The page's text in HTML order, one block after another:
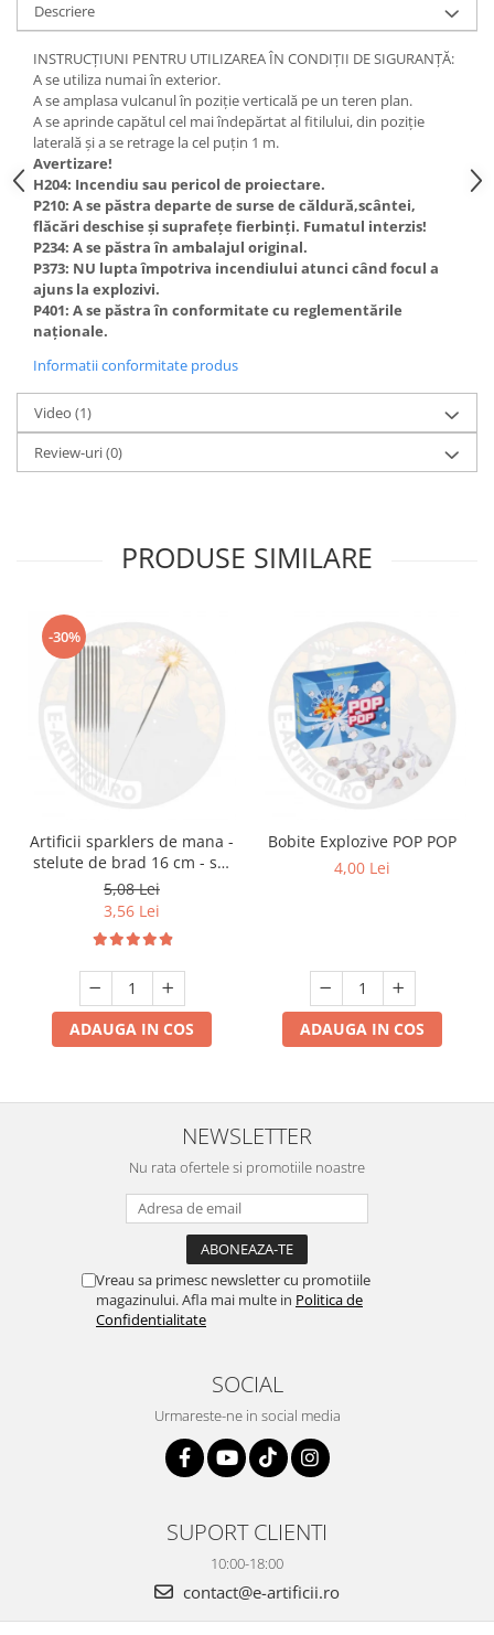
Descriere
INSTRUCȚIUNI PENTRU UTILIZAREA ÎN CONDIȚII DE SIGURANȚĂ:
A se utiliza numai în exterior.
A se amplasa vulcanul în poziție verticală pe un teren plan.
A se aprinde capătul cel mai îndepărtat al fitilului, din poziție
laterală și a se retrage la cel puțin 1 m.
Avertizare!
H204: Incendiu sau pericol de proiectare.
P210: A se păstra departe de surse de căldură,scântei,
flăcări deschise și suprafețe fierbinți. Fumatul interzis!
P234: A se păstra în ambalajul original.
P373: NU lupta împotriva incendiului atunci când focul a
ajuns la explozivi.
P401: A se păstra în conformitate cu reglementările
naționale.
Informatii conformitate produs
Video (1)
Review-uri(0)
PRODUSE SIMILARE
-30%
Artificii sparklers de mana -
stelute de brad 16 cm - set
10 buc
5,08 Lei
3,56 Lei
ADAUGA IN COS
Bobite Explozive POP POP
4,00 Lei
ADAUGA IN COS
NEWSLETTER
Nu rata ofertele si promotiile noastre
Vreau sa primesc newsletter cu promotiile
magazinului. Afla mai multe in Politica de
Confidentialitate
SOCIAL
Urmareste-ne in social media
SUPORT CLIENTI
10:00-18:00
contact@e-artificii.ro